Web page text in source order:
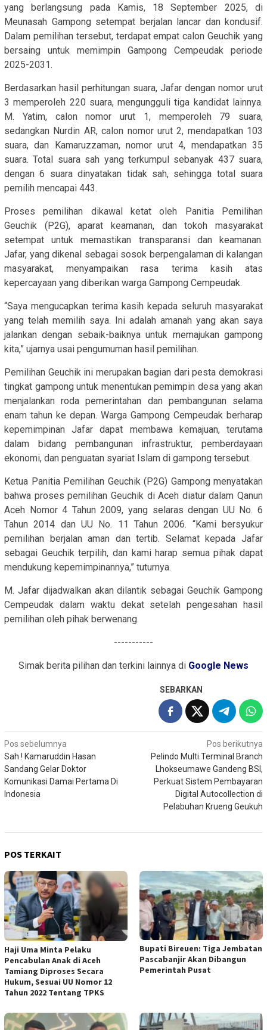
yang berlangsung pada Kamis, 18 September 2025, di
Meunasah Gampong setempat berjalan lancar dan kondusif.
Dalam pemilihan tersebut, terdapat empat calon Geuchik yang
bersaing untuk memimpin Gampong Cempeudak periode
2025-2031.
Berdasarkan hasil perhitungan suara, Jafar dengan nomor urut
3 memperoleh 220 suara, mengungguli tiga kandidat lainnya.
M. Yatim, calon nomor urut 1, memperoleh 79 suara,
sedangkan Nurdin AR, calon nomor urut 2, mendapatkan 103
suara, dan Kamaruzzaman, nomor urut 4, mendapatkan 35
suara. Total suara sah yang terkumpul sebanyak 437 suara,
dengan 6 suara dinyatakan tidak sah, sehingga total suara
pemilih mencapai 443.
Proses pemilihan dikawal ketat oleh Panitia Pemilihan
Geuchik (P2G), aparat keamanan, dan tokoh masyarakat
setempat untuk memastikan transparansi dan keamanan.
Jafar, yang dikenal sebagai sosok berpengalaman di kalangan
masyarakat, menyampaikan rasa terima kasih atas
kepercayaan yang diberikan warga Gampong Cempeudak.
“Saya mengucapkan terima kasih kepada seluruh masyarakat
yang telah memilih saya. Ini adalah amanah yang akan saya
jalankan dengan sebaik-baiknya untuk memajukan gampong
kita,” ujarnya usai pengumuman hasil pemilihan.
Pemilihan Geuchik ini merupakan bagian dari pesta demokrasi
tingkat gampong untuk menentukan pemimpin desa yang akan
menjalankan roda pemerintahan dan pembangunan selama
enam tahun ke depan. Warga Gampong Cempeudak berharap
kepemimpinan Jafar dapat membawa kemajuan, terutama
dalam bidang pembangunan infrastruktur, pemberdayaan
ekonomi, dan penguatan syariat Islam di gampong tersebut.
Ketua Panitia Pemilihan Geuchik (P2G) Gampong menyatakan
bahwa proses pemilihan Geuchik di Aceh diatur dalam Qanun
Aceh Nomor 4 Tahun 2009, yang selaras dengan UU No. 6
Tahun 2014 dan UU No. 11 Tahun 2006. “Kami bersyukur
pemilihan berjalan aman dan tertib. Selamat kepada Jafar
sebagai Geuchik terpilih, dan kami harap semua pihak dapat
mendukung kepemimpinannya,” tuturnya.
M. Jafar dijadwalkan akan dilantik sebagai Geuchik Gampong
Cempeudak dalam waktu dekat setelah pengesahan hasil
pemilihan oleh pihak berwenang.
-----------
Simak berita pilihan dan terkini lainnya di Google News
SEBARKAN
Navigasi
pos
Pos sebelumnya
Sah ! Kamaruddin Hasan
Sandang Gelar Doktor
Komunikasi Damai Pertama Di
Indonesia
Pos berikutnya
Pelindo Multi Terminal Branch
Lhokseumawe Gandeng BSI,
Perkuat Sistem Pembayaran
Digital Autocollection di
Pelabuhan Krueng Geukuh
POS TERKAIT
Haji Uma Minta Pelaku
Pencabulan Anak di Aceh
Tamiang Diproses Secara
Hukum, Sesuai UU Nomor 12
Tahun 2022 Tentang TPKS
Bupati Bireuen: Tiga Jembatan
Pascabanjir Akan Dibangun
Pemerintah Pusat